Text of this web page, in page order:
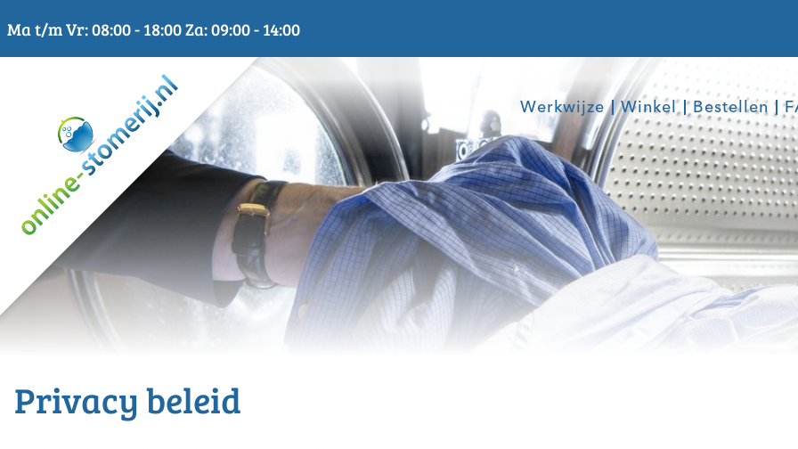
to
content
Ma t/m Vr: 08:00 - 18:00 Za: 09:00 - 14:00
Werkwijze Winkel Bestellen
Privacy beleid